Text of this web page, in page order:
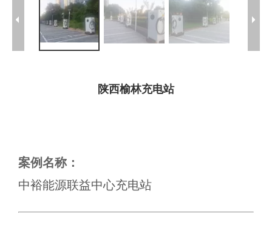
陕西榆林充电站
案例名称：
中裕能源联益中心充电站